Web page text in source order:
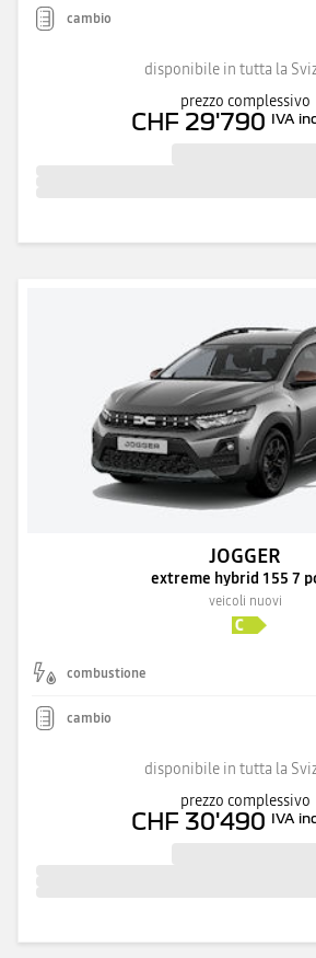
cambio
disponibile in tutta la
prezzo complessivo
CHF 29'790 IVA
JOGGER
extreme hybrid 155 7
veicoli nuovi
combustione
cambio
disponibile in tutta la
prezzo complessivo
CHF 30'490 IVA